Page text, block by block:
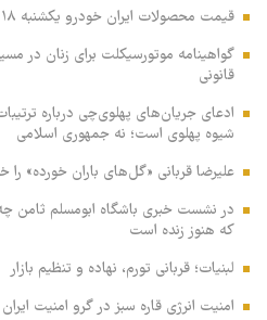
قیمت محصولات ایران خودرو یکشنبه ۱۸ مرداد ۱۴۰۵/ کاهش قیمت ۲۰۷
گواهینامه موتورسیکلت برای زنان در
قانونی
ادعای جریان‌های پهلوی‌چی درباره
شیوه پهلوی است؛ نه جمهوری اسلامی
علیرضا قربانی «گل‌های باران خورده» را
در نشست خبری باشگاه ابومسلم ثامن
که هنوز زنده است
لبنیات؛ قربانی تورم، نهاده و تنظیم بازار
امنیت انرژی قاره سبز در گرو امنیت ایران